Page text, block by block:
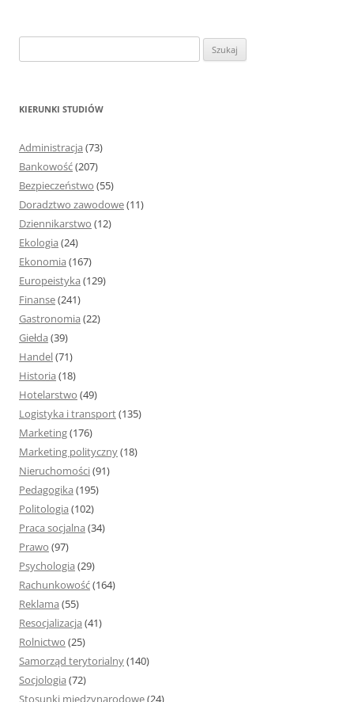
z
KIERUNKI STUDIÓW
Administracja (73)
Bankowość(207)
Bezpieczeństwo (55)
Doradztwo zawodowe(11)
Dziennikarstwo (12)
Ekologia (24)
Ekonomia (167)
Europeistyka (129)
Finanse(241)
Gastronomia (22)
Giełda (39)
Handel(71)
Historia (18)
Hotelarstwo (49)
Logistyka i transport(135)
Marketing(176)
Marketing polityczny(18)
Nieruchomości(91)
Pedagogika (195)
Politologia (102)
Praca socjalna (34)
Prawo (97)
Psychologia (29)
Rachunkowość(164)
Reklama (55)
Resocjalizacja (41)
Rolnictwo (25)
Samorząd terytorialny(140)
Socjologia (72)
Stosunki międzynarodowe(24)